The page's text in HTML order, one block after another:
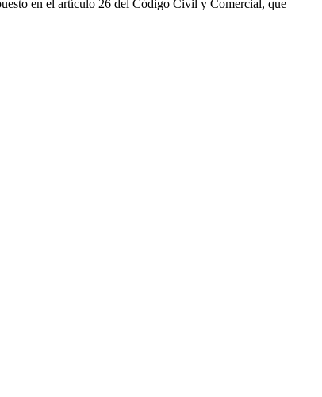
en el artículo 26 del Código Civil y Comercial, que